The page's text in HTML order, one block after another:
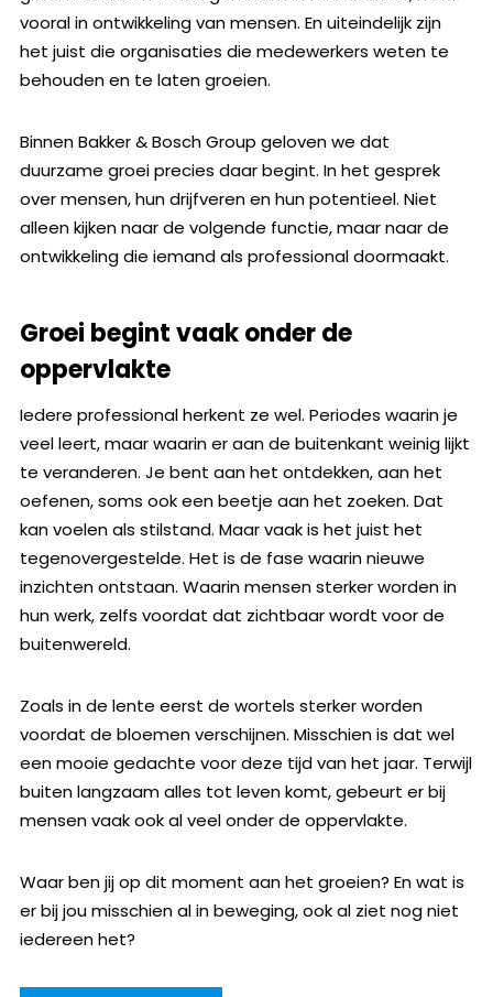
vooral in ontwikkeling van mensen. En uiteindelijk zijn
het juist die organisaties die medewerkers weten te
behouden en te laten groeien.
Binnen Bakker & Bosch Group geloven we dat
duurzame groei precies daar begint. In het gesprek
over mensen, hun drijfveren en hun potentieel. Niet
alleen kijken naar de volgende functie, maar naar de
ontwikkeling die iemand als professional doormaakt.
Groei begint vaak onder de
oppervlakte
Iedere professional herkent ze wel. Periodes waarin je
veel leert, maar waarin er aan de buitenkant weinig lijkt
te veranderen. Je bent aan het ontdekken, aan het
oefenen, soms ook een beetje aan het zoeken. Dat
kan voelen als stilstand. Maar vaak is het juist het
tegenovergestelde. Het is de fase waarin nieuwe
inzichten ontstaan. Waarin mensen sterker worden in
hun werk, zelfs voordat dat zichtbaar wordt voor de
buitenwereld.
Zoals in de lente eerst de wortels sterker worden
voordat de bloemen verschijnen. Misschien is dat wel
een mooie gedachte voor deze tijd van het jaar. Terwijl
buiten langzaam alles tot leven komt, gebeurt er bij
mensen vaak ook al veel onder de oppervlakte.
Waar ben jij op dit moment aan het groeien? En wat is
er bij jou misschien al in beweging, ook al ziet nog niet
iedereen het?